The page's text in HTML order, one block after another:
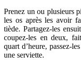
Prenez un ou plusieurs
les os après les avoir
tiède. Partagez-les
coupez-les en deux,
quart d’heure, passez-
une serviette.